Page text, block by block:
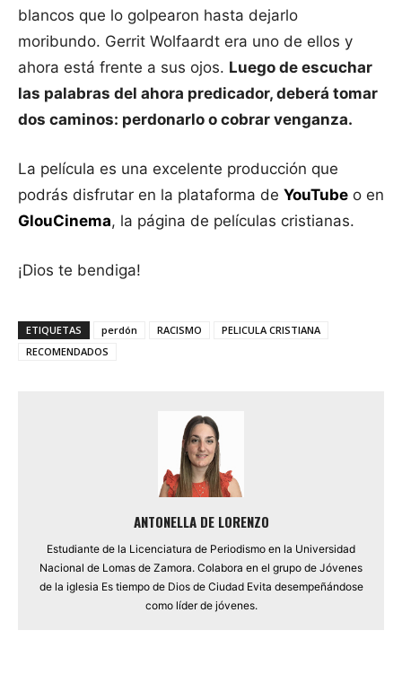
blancos que lo golpearon hasta dejarlo
moribundo. Gerrit Wolfaardt era uno de ellos y
ahora está frente a sus ojos. Luego de escuchar
las palabras del ahora predicador, deberá tomar
dos caminos: perdonarlo o cobrar venganza.
La película es una excelente producción que
podrás disfrutar en la plataforma de YouTube o en
GlouCinema, la página de películas cristianas.
¡Dios te bendiga!
ETIQUETAS perdón RACISMO
PELICULA CRISTIANA
RECOMENDADOS
ANTONELLA DE LORENZO
Estudiante de la Licenciatura de Periodismo en la Universidad
Nacional de Lomas de Zamora. Colabora en el grupo de Jóvenes
de la iglesia Es tiempo de Dios de Ciudad Evita desempeñándose
como líder de jóvenes.